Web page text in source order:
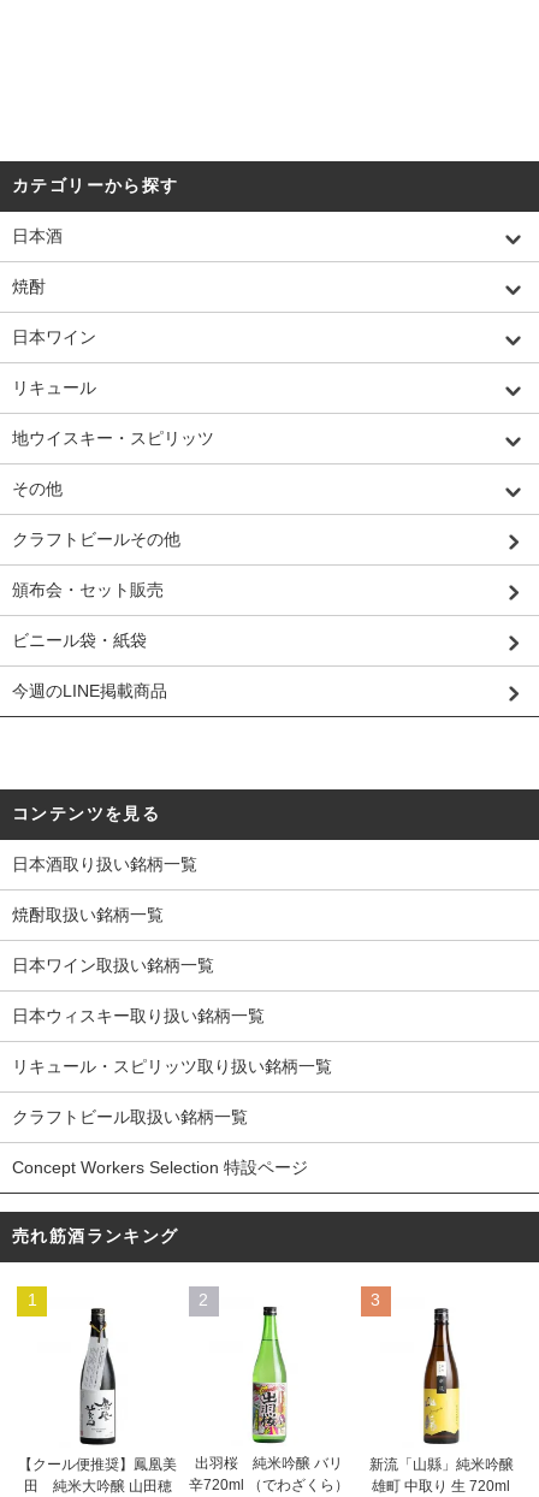
カテゴリーから探す
日本酒
焼酎
日本ワイン
リキュール
地ウイスキー・スピリッツ
その他
クラフトビールその他
頒布会・セット販売
ビニール袋・紙袋
今週のLINE掲載商品
コンテンツを見る
日本酒取り扱い銘柄一覧
焼酎取扱い銘柄一覧
日本ワイン取扱い銘柄一覧
日本ウィスキー取り扱い銘柄一覧
リキュール・スピリッツ取り扱い銘柄一覧
クラフトビール取扱い銘柄一覧
Concept Workers Selection 特設ページ
売れ筋酒ランキング
1
【クール便推奨】鳳凰美
田 純米大吟醸 山田穂
2
出羽桜 純米吟醸 バリ
辛720ml （でわざくら）
3
新流「山縣」純米吟醸
雄町 中取り 生 720ml